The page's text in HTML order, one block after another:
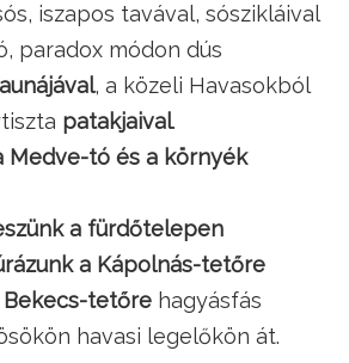
iszapos tavával, sószikláival
paradox módon dús
, a közeli Havasokból
patakjaival.
Medve-tó és a környék
a fürdőtelepen
a Kápolnás-tetőre
Bekecs-tetőre hagyásfás
havasi legelőkön át.